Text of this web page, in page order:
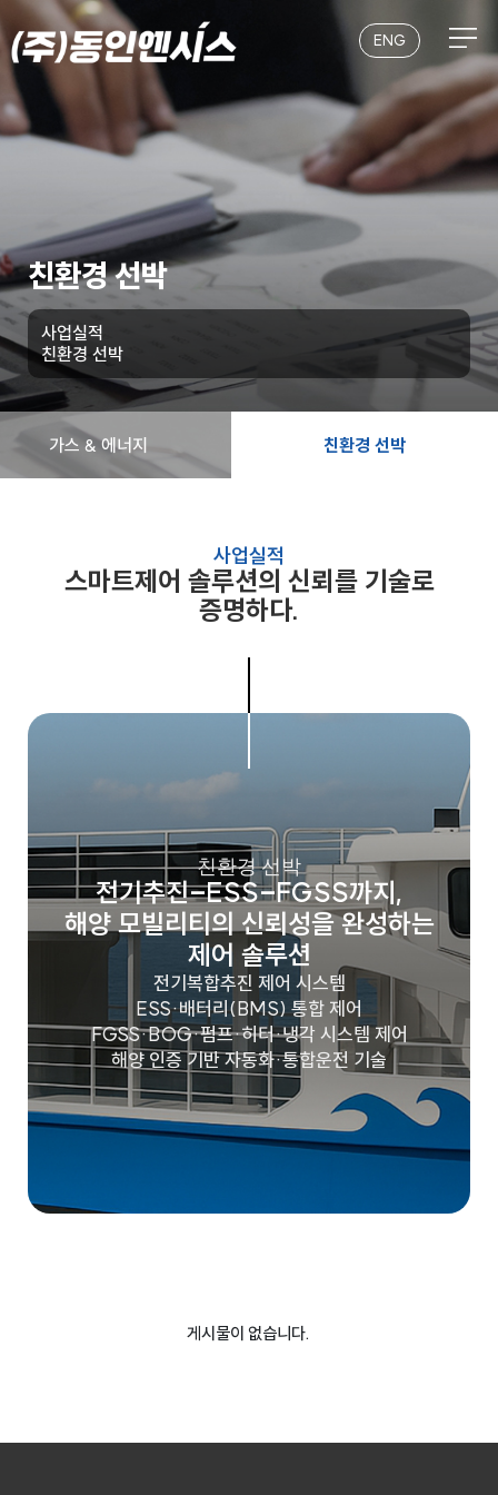
본문 바로가기
ENG
친환경 선박
사업실적
친환경 선박
가스 & 에너지 친환경 선박
사업실적
스마트제어 솔루션의 신뢰를 기술로
증명하다.
친환경 선박
전기추진–ESS–FGSS까지,
해양 모빌리티의 신뢰성을 완성하는
제어 솔루션
전기복합추진 제어 시스템
ESS·배터리(BMS) 통합 제어
FGSS·BOG·펌프·히터·냉각 시스템 제어
해양 인증 기반 자동화·통합운전 기술
게시물이 없습니다.